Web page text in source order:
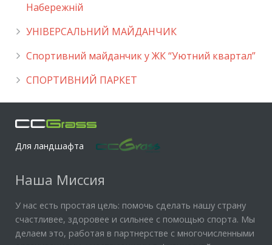
Набережній
УНІВЕРСАЛЬНИЙ МАЙДАНЧИК
Cпортивний майданчик у ЖК “Уютний квартал”
СПОРТИВНИЙ ПАРКЕТ
Для ландшафта
Наша Миссия
У нас есть простая цель: помочь сделать нашу страну
счастливее, здоровее и сильнее с помощью спорта. Мы
делаем это, работая в партнерстве с многочисленными